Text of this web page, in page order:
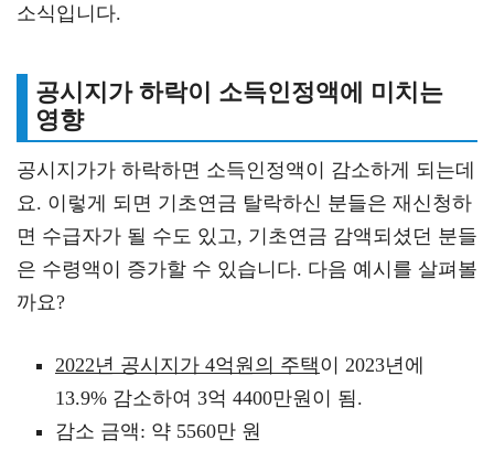
소식입니다.
공시지가 하락이 소득인정액에 미치는
영향
공시지가가 하락하면 소득인정액이 감소하게 되는데
요. 이렇게 되면 기초연금 탈락하신 분들은 재신청하
면 수급자가 될 수도 있고, 기초연금 감액되셨던 분들
은 수령액이 증가할 수 있습니다. 다음 예시를 살펴볼
까요?
2022년 공시지가 4억원의 주택이 2023년에
13.9% 감소하여 3억 4400만원이 됨.
감소 금액: 약 5560만 원